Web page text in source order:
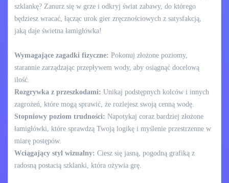
szklankę? Zanurz się w grze i odkryj świat zabawy, do którego
będziesz wracać, łącząc urok gier zręcznościowych z satysfakcją,
jaką daje świetna łamigłówka!
Wymagające zagadki fizyczne: Pokonuj złożone poziomy,
starannie zarządzając przepływem wody, aby osiągnąć docelową
ilość.
Rozgrywka z przeszkodami: Unikaj podstępnych kolców i innych
zagrożeń, które mogą sprawić, że rozlejesz swoją cenną wodę.
Stopniowy poziom trudności: Napotykaj coraz bardziej złożone
łamigłówki, które sprawdzą Twoją logikę i myślenie przestrzenne w
miarę postępów.
Wciągający styl wizualny: Ciesz się jasną, pogodną grafiką z
radosną postacią szklanki, która ożywia grę.